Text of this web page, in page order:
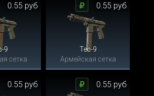
9
сетка
0.55 руб
Tec-9
Армейская сетка
0.55 руб
0.55 руб 0.55 руб